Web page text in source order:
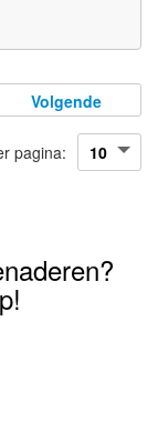
Volgende
pagina: